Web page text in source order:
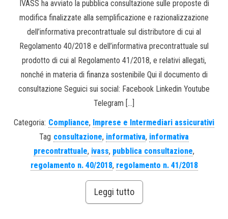
IVASS ha avviato la pubblica consultazione sulle proposte di
modifica finalizzate alla semplificazione e razionalizzazione
dell’informativa precontrattuale sul distributore di cui al
Regolamento 40/2018 e dell’informativa precontrattuale sul
prodotto di cui al Regolamento 41/2018, e relativi allegati,
nonché in materia di finanza sostenibile Qui il documento di
consultazione Seguici sui social: Facebook Linkedin Youtube
Telegram […]
Categoria: Compliance, Imprese e Intermediari assicurativi
Tag consultazione, informativa, informativa
precontrattuale, ivass, pubblica consultazione,
regolamento n. 40/2018, regolamento n. 41/2018
Leggi tutto